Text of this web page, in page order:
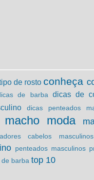
de rosto conheça
de barba
dicas de
dicas penteados
macho moda
cabelos masculinos
penteados masculinos
barba top 10